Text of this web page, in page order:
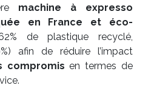
machine à expresso
en France et éco-
de plastique recyclé,
afin de réduire l’impact
compromis en termes de